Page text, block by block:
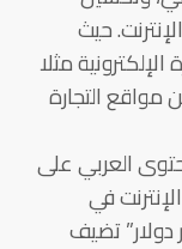
حيث
مثلا
التجارة
العربي على
في
تضيف